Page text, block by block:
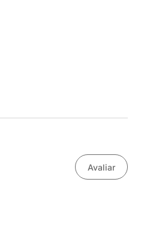
Avaliar